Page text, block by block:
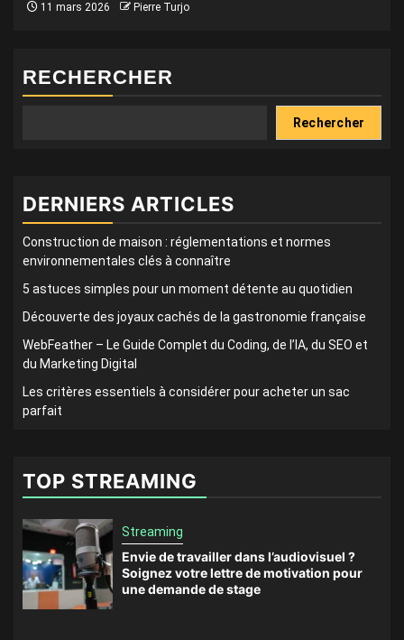
11 mars 2026 Pierre Turjo
RECHERCHER
Rechercher
DERNIERS ARTICLES
Construction de maison : réglementations et normes
environnementales clés à connaître
5 astuces simples pour un moment détente au quotidien
Découverte des joyaux cachés de la gastronomie française
WebFeather – Le Guide Complet du Coding, de l’IA, du SEO et
du Marketing Digital
Les critères essentiels à considérer pour acheter un sac
parfait
TOP STREAMING
Streaming
Envie de travailler dans l’audiovisuel ?
Soignez votre lettre de motivation pour
une demande de stage